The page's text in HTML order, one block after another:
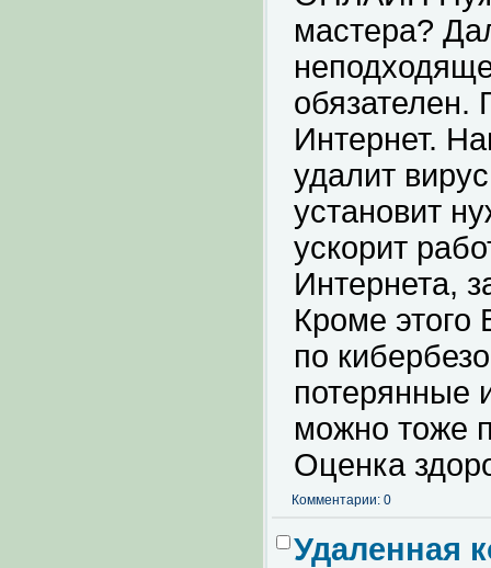
мастера?
обязателен.
Интернет.
удалит
установит
ускорит
Интернета,
Кроме этого
по
потерянные
можно тоже
Оценка
Комментарии: 0
Удаленная